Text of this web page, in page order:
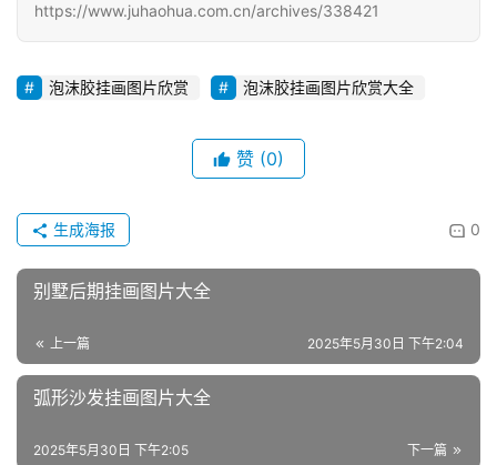
https://www.juhaohua.com.cn/archives/338421
泡沫胶挂画图片欣赏 泡沫胶挂画图片欣赏大全
赞 (0)
0
生成海报
别墅后期挂画图片大全
上一篇 2025年5月30日 下午2:04
弧形沙发挂画图片大全
下一篇
2025年5月30日 下午2:05